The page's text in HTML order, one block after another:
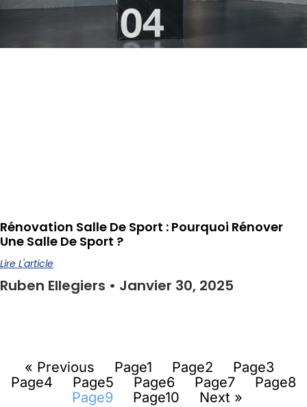
Rénovation Salle De Sport : Pourquoi Rénover
Une Salle De Sport ?
Lire L'article
Ruben Ellegiers Janvier 30, 2025
« Previous Page1 Page2 Page3
Page4 Page5 Page6 Page7 Page8
Page9 Page10 Next »